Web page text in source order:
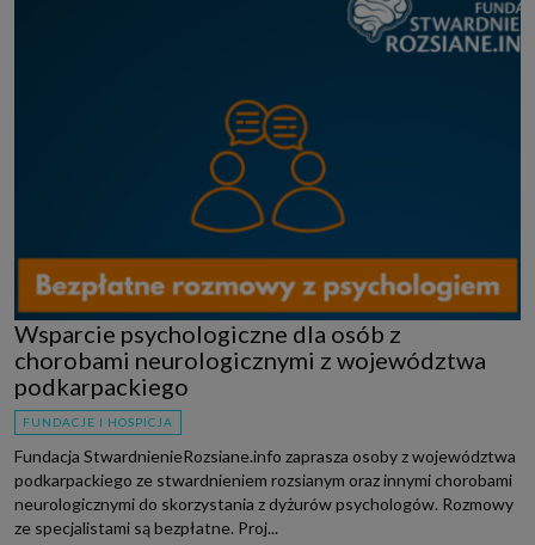
Wsparcie psychologiczne dla osób z
chorobami neurologicznymi z województwa
podkarpackiego
FUNDACJE I HOSPICJA
Fundacja StwardnienieRozsiane.info zaprasza osoby z województwa
podkarpackiego ze stwardnieniem rozsianym oraz innymi chorobami
neurologicznymi do skorzystania z dyżurów psychologów. Rozmowy
ze specjalistami są bezpłatne. Proj...